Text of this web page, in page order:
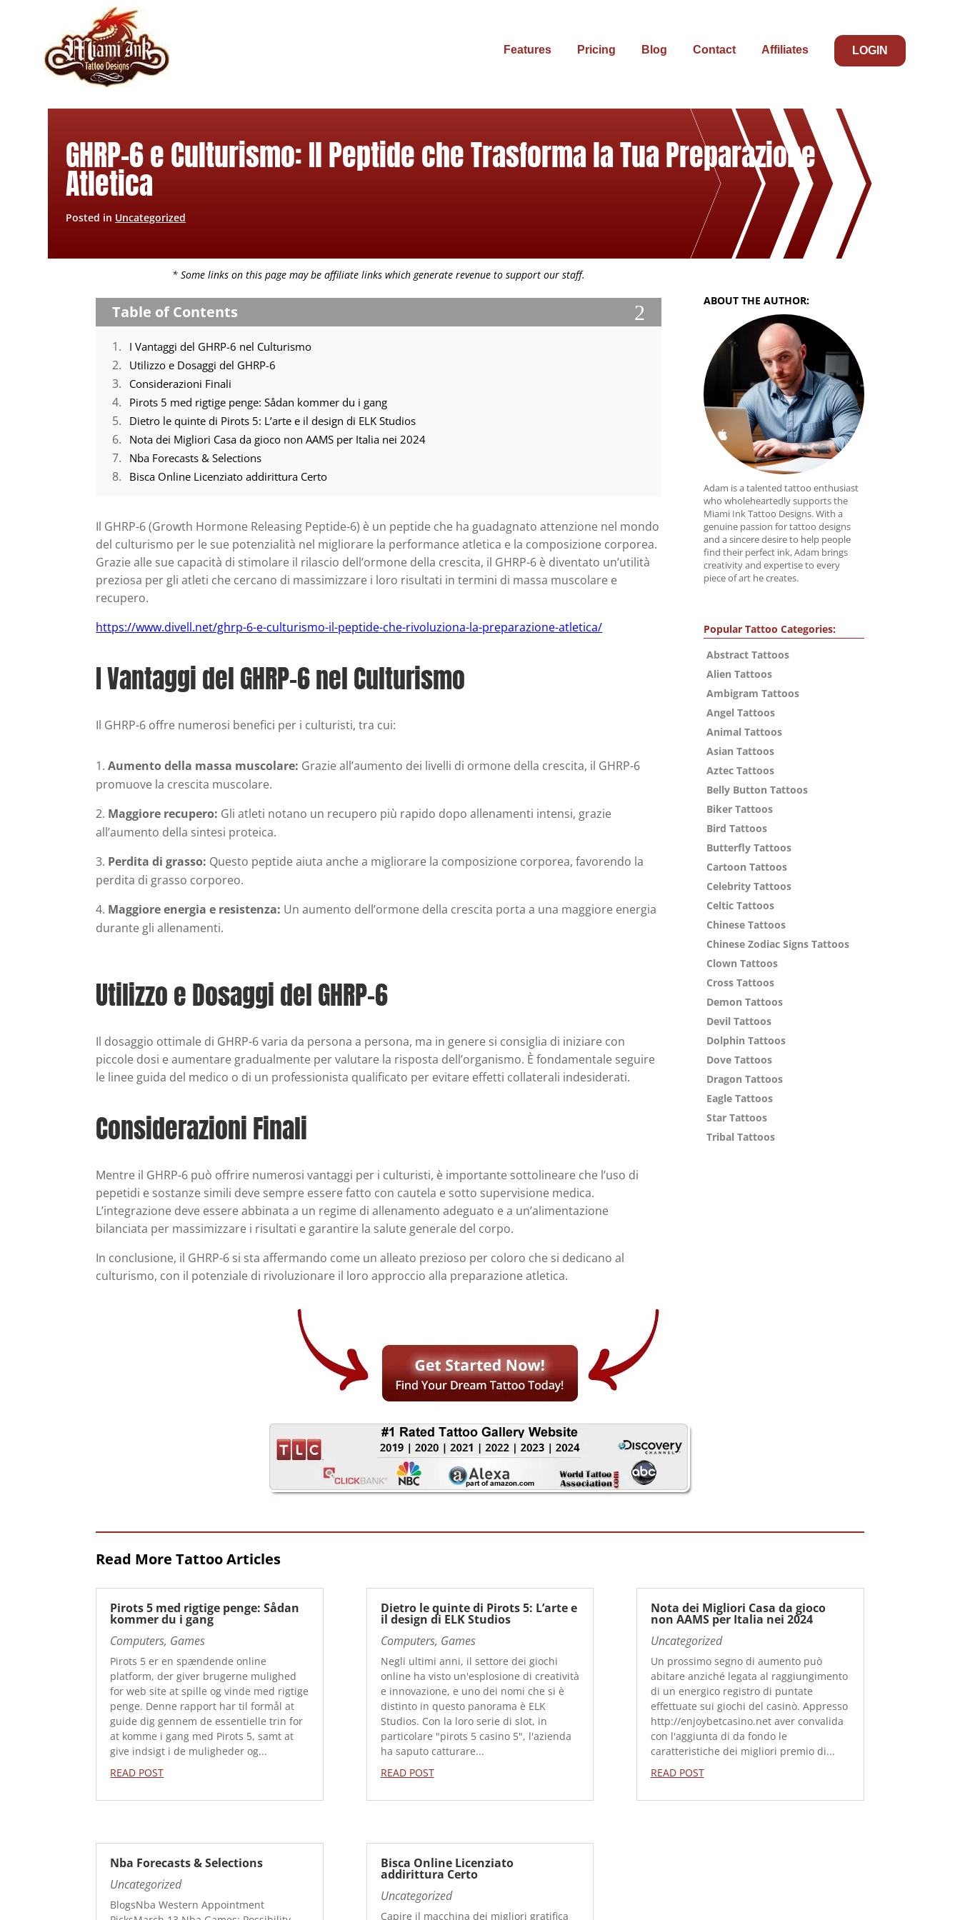
Features Pricing Blog Contact Affiliates LOGIN
GHRP-6 e Culturismo: Il Peptide che Trasforma la Tua Preparazione
Atletica
Posted in Uncategorized
* Some links on this page may be affiliate links which generate revenue to support our staff.
Table of Contents 2
I Vantaggi del GHRP-6 nel Culturismo
Utilizzo e Dosaggi del GHRP-6
Considerazioni Finali
Pirots 5 med rigtige penge: Sådan kommer du i gang
Dietro le quinte di Pirots 5: L’arte e il design di ELK Studios
Nota dei Migliori Casa da gioco non AAMS per Italia nei 2024
Nba Forecasts & Selections
Bisca Online Licenziato addirittura Certo
Il GHRP-6 (Growth Hormone Releasing Peptide-6) è un peptide che ha guadagnato attenzione nel mondo
del culturismo per le sue potenzialità nel migliorare la performance atletica e la composizione corporea.
Grazie alle sue capacità di stimolare il rilascio dell’ormone della crescita, il GHRP-6 è diventato un’utilità
preziosa per gli atleti che cercano di massimizzare i loro risultati in termini di massa muscolare e
recupero.
https://www.divell.net/ghrp-6-e-culturismo-il-peptide-che-rivoluziona-la-preparazione-atletica/
I Vantaggi del GHRP-6 nel Culturismo
Il GHRP-6 offre numerosi benefici per i culturisti, tra cui:
Aumento della massa muscolare: Grazie all’aumento dei livelli di ormone della crescita, il GHRP-6
promuove la crescita muscolare.
Maggiore recupero: Gli atleti notano un recupero più rapido dopo allenamenti intensi, grazie
all’aumento della sintesi proteica.
Perdita di grasso: Questo peptide aiuta anche a migliorare la composizione corporea, favorendo la
perdita di grasso corporeo.
Maggiore energia e resistenza: Un aumento dell’ormone della crescita porta a una maggiore energia
durante gli allenamenti.
Utilizzo e Dosaggi del GHRP-6
Il dosaggio ottimale di GHRP-6 varia da persona a persona, ma in genere si consiglia di iniziare con
piccole dosi e aumentare gradualmente per valutare la risposta dell’organismo. È fondamentale seguire
le linee guida del medico o di un professionista qualificato per evitare effetti collaterali indesiderati.
Considerazioni Finali
Mentre il GHRP-6 può offrire numerosi vantaggi per i culturisti, è importante sottolineare che l’uso di
pepetidi e sostanze simili deve sempre essere fatto con cautela e sotto supervisione medica.
L’integrazione deve essere abbinata a un regime di allenamento adeguato e a un’alimentazione
bilanciata per massimizzare i risultati e garantire la salute generale del corpo.
In conclusione, il GHRP-6 si sta affermando come un alleato prezioso per coloro che si dedicano al
culturismo, con il potenziale di rivoluzionare il loro approccio alla preparazione atletica.
ABOUT THE AUTHOR:
Adam is a talented tattoo enthusiast
who wholeheartedly supports the
Miami Ink Tattoo Designs. With a
genuine passion for tattoo designs
and a sincere desire to help people
find their perfect ink, Adam brings
creativity and expertise to every
piece of art he creates.
Popular Tattoo Categories:
Abstract Tattoos
Alien Tattoos
Ambigram Tattoos
Angel Tattoos
Animal Tattoos
Asian Tattoos
Aztec Tattoos
Belly Button Tattoos
Biker Tattoos
Bird Tattoos
Butterfly Tattoos
Cartoon Tattoos
Celebrity Tattoos
Celtic Tattoos
Chinese Tattoos
Chinese Zodiac Signs Tattoos
Clown Tattoos
Cross Tattoos
Demon Tattoos
Devil Tattoos
Dolphin Tattoos
Dove Tattoos
Dragon Tattoos
Eagle Tattoos
Star Tattoos
Tribal Tattoos
Read More Tattoo Articles
Pirots 5 med rigtige penge: Sådan
kommer du i gang
Computers, Games
Pirots 5 er en spændende online
platform, der giver brugerne mulighed
for web site at spille og vinde med rigtige
penge. Denne rapport har til formål at
guide dig gennem de essentielle trin for
at komme i gang med Pirots 5, samt at
give indsigt i de muligheder og...
READ POST
Nba Forecasts & Selections
Uncategorized
BlogsNba Western Appointment
Dietro le quinte di Pirots 5: L’arte e
il design di ELK Studios
Computers, Games
Negli ultimi anni, il settore dei giochi
online ha visto un'esplosione di creatività
e innovazione, e uno dei nomi che si è
distinto in questo panorama è ELK
Studios. Con la loro serie di slot, in
particolare "pirots 5 casino 5", l'azienda
ha saputo catturare...
READ POST
Bisca Online Licenziato
addirittura Certo
Uncategorized
Capire il macchina dei migliori gratifica
Nota dei Migliori Casa da gioco
non AAMS per Italia nei 2024
Uncategorized
Un prossimo segno di aumento può
abitare anziché legata al raggiungimento
di un energico registro di puntate
effettuate sui giochi del casinò. Appresso
http://enjoybetcasino.net aver convalida
con l'aggiunta di da fondo le
caratteristiche dei migliori premio di...
READ POST